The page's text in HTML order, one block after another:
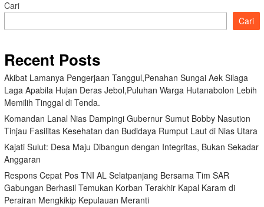
Cari
Cari
Recent Posts
Akibat Lamanya Pengerjaan Tanggul,Penahan Sungai Aek Silaga
Laga Apabila Hujan Deras Jebol,Puluhan Warga Hutanabolon Lebih
Memilih Tinggal di Tenda.
Komandan Lanal Nias Dampingi Gubernur Sumut Bobby Nasution
Tinjau Fasilitas Kesehatan dan Budidaya Rumput Laut di Nias Utara
Kajati Sulut: Desa Maju Dibangun dengan Integritas, Bukan Sekadar
Anggaran
Respons Cepat Pos TNI AL Selatpanjang Bersama Tim SAR
Gabungan Berhasil Temukan Korban Terakhir Kapal Karam di
Perairan Mengkikip Kepulauan Meranti